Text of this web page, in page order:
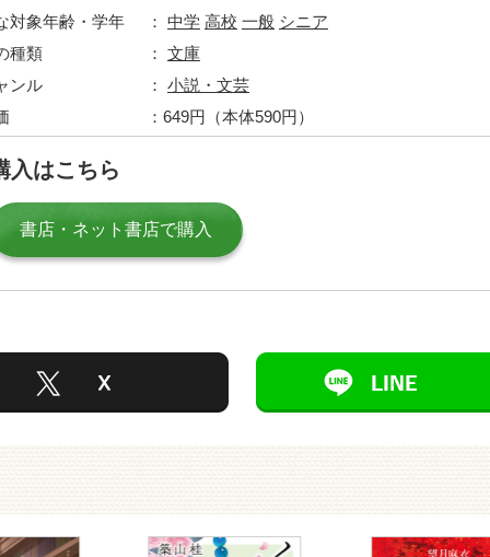
対象年齢・学年
中学 高校 一般 シニア
種類
文庫
ンル
小説・文芸
649円（本体590円）
入はこちら
書店・ネット書店で購入